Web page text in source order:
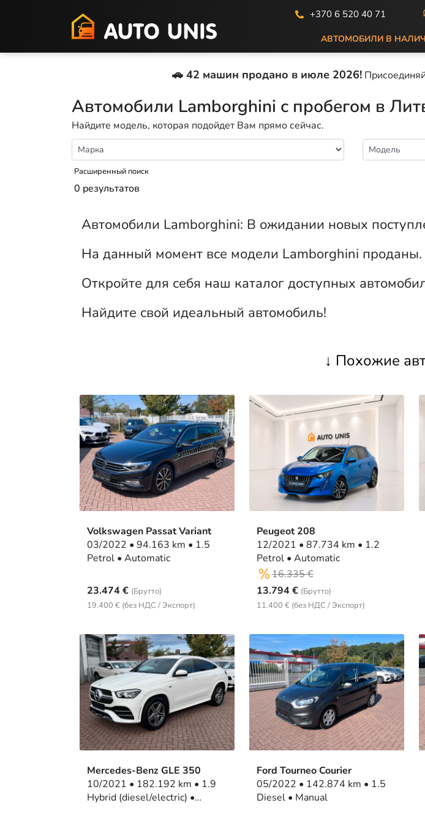
+370 6 520 40 71
АВТОМОБИЛИ В
🚗 42 машин продано в июле 2026!
Автомобили Lamborghini с пробегом в
Найдите модель, которая подойдет Вам прямо сейчас.
Расширенный поиск
0 результатов
Автомобили Lamborghini: В ожидании новых
На данный момент все модели Lamborghini проданы.
Откройте для себя наш каталог доступных
Найдите свой идеальный автомобиль!
↓ Похожие
Volkswagen Passat Variant
03/2022 • 94.163 km • 1.5
Petrol • Automatic
23.474 € (Брутто)
19.400 € (без НДС / Экспорт)
Peugeot 208
12/2021 • 87.734 km • 1.2
Petrol • Automatic
16.335 €
13.794 € (Брутто)
11.400 € (без НДС / Экспорт)
Mercedes-Benz GLE 350
10/2021 • 182.192 km • 1.9
Hybrid (diesel/electric) •
Ford Tourneo Courier
05/2022 • 142.874 km • 1.5
Diesel • Manual